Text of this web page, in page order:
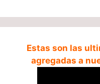
Estas son las
agregadas a